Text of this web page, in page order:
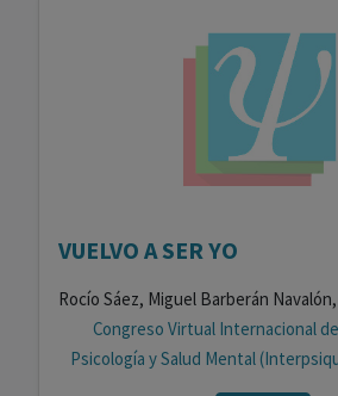
VUELVO A SER YO
Congreso Virtual Internacional
Psicología y Salud Mental